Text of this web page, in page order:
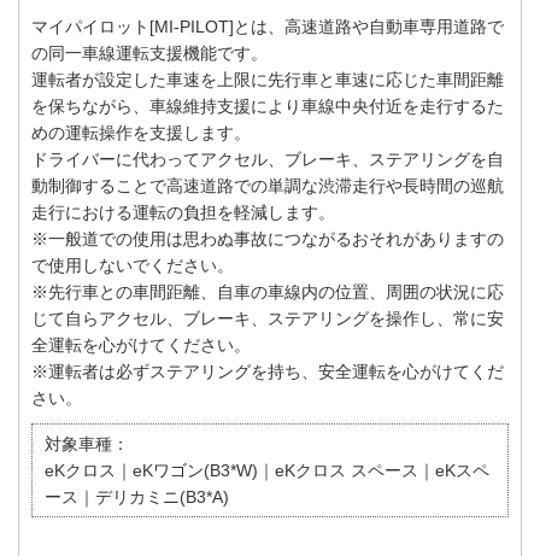
マイパイロット[MI-PILOT]とは、高速道路や自動車専用道路で
の同一車線運転支援機能です。
運転者が設定した車速を上限に先行車と車速に応じた車間距離
を保ちながら、車線維持支援により車線中央付近を走行するた
めの運転操作を支援します。
ドライバーに代わってアクセル、ブレーキ、ステアリングを自
動制御することで高速道路での単調な渋滞走行や長時間の巡航
走行における運転の負担を軽減します。
※一般道での使用は思わぬ事故につながるおそれがありますの
で使用しないでください。
※先行車との車間距離、自車の車線内の位置、周囲の状況に応
じて自らアクセル、ブレーキ、ステアリングを操作し、常に安
全運転を心がけてください。
※運転者は必ずステアリングを持ち、安全運転を心がけてくだ
さい。
対象車種：
eKクロス｜eKワゴン(B3*W)｜eKクロス スペース｜eKスペ
ース｜デリカミニ(B3*A)